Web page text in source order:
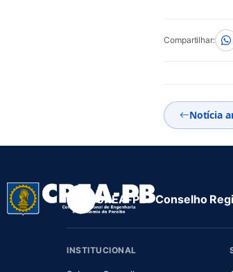
Compartilhar:
Notícia
CREA-PB · Conselho
INSTITUCIONAL